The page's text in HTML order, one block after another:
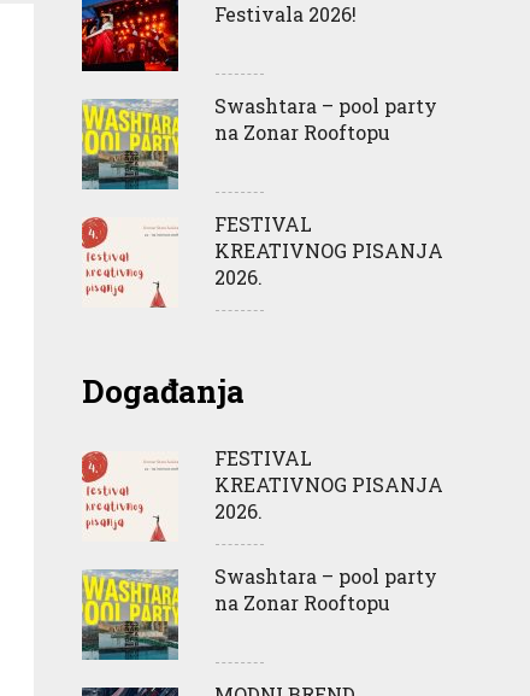
Festivala 2026!
Swashtara – pool party
na Zonar Rooftopu
FESTIVAL
KREATIVNOG PISANJA
2026.
Događanja
FESTIVAL
KREATIVNOG PISANJA
2026.
Swashtara – pool party
na Zonar Rooftopu